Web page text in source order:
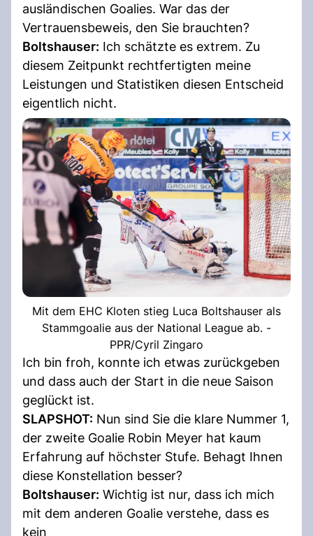
ausländischen Goalies. War das der
Vertrauensbeweis, den Sie brauchten?
Boltshauser: Ich schätzte es extrem. Zu
diesem Zeitpunkt rechtfertigten meine
Leistungen und Statistiken diesen Entscheid
eigentlich nicht.
Mit dem EHC Kloten stieg Luca Boltshauser als
Stammgoalie aus der National League ab. -
PPR/Cyril Zingaro
Ich bin froh, konnte ich etwas zurückgeben
und dass auch der Start in die neue Saison
geglückt ist.
SLAPSHOT: Nun sind Sie die klare Nummer 1,
der zweite Goalie Robin Meyer hat kaum
Erfahrung auf höchster Stufe. Behagt Ihnen
diese Konstellation besser?
Boltshauser: Wichtig ist nur, dass ich mich
mit dem anderen Goalie verstehe, dass es
kein